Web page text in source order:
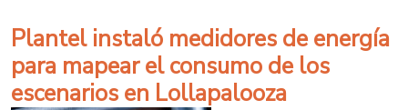
Plantel instaló medidores de energía
para mapear el consumo de los
escenarios en Lollapalooza